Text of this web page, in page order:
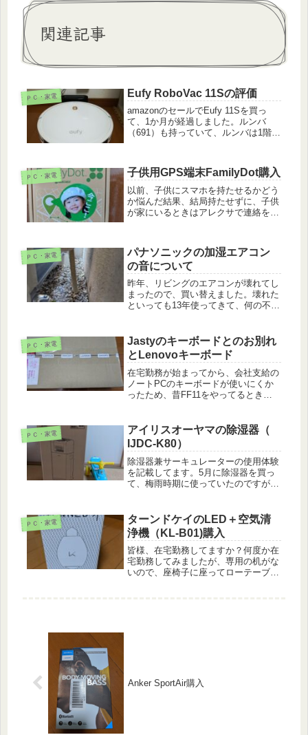
関連記事
ＰＣ・家電 Eufy RoboVac 11Sの評価
amazonのセールでEufy 11Sを買っ
て、1か月が経過しました。ルンバ
（691）も持っていて、ルンバは1階、
ンバの良い点】 ・スマホでON/OFF
できる。 ・ある...
ＰＣ・家電 子供用GPS端末FamilyDot購入
以前、子供にスマホを持たせるかどう
か悩んだ結果、結局持たせずに、子供
が家にいるときはアレクサで連絡をし
が自分の自転車で通うと言い出したの
で、心配しすぎかもしれませんが、
GP...
ＰＣ・家電
パナソニックの加湿エアコン
の音について
昨年、リビングのエアコンが壊れてし
まったので、買い替えました。壊れた
といっても13年使ってきて、何の不満
ソニックのエオリア CS-LX632D2を購
入。最上級のLXモデルに...
ＰＣ・家電
Jastyのキーボードとのお別れ
とLenovoキーボード
在宅勤務が始まってから、会社支給の
ノートPCのキーボードが使いにくか
ったため、昔FF11をやってるときに
キーボードはJASTYという今は亡き
メーカーのもので、会社の友達から...
ＰＣ・家電
アイリスオーヤマの除湿器（
IJDC-K80）
除湿器兼サーキュレーターの使用体験
を記載してます。5月に除湿器を買っ
て、梅雨時期に使っていたのですが、
ようになったので、梅雨でも一晩で乾
かしたいという人は是非お勧め
ＰＣ・家電
ターンドケイのLED＋空気清
浄機（KL-B01)購入
皆様、在宅勤務してますか？何度か在
宅勤務してみましたが、専用の机がな
いので、座椅子に座ってローテーブル
Anker SportAir購入